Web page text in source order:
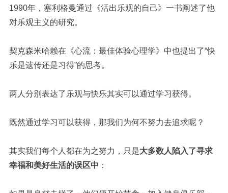
1990年，塞利格曼通过《活出乐观的自己》一书阐述了他
对乐观主义的研究。
契克森米哈赖在《心流：最佳体验心理学》中也提出了“快
乐是遗传还是习得”的思考。
两人分别表达了乐观与快乐其实可以通过学习获得。
既然通过学习可以获得，那我们为何不努力去追求呢？
其实我们每个人都在为之努力，只是大多数人陷入了寻求
幸福和美好生活的误区中 ：